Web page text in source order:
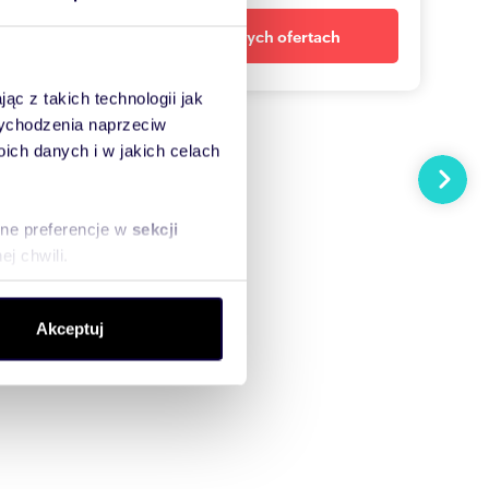
z takich technologii jak
naprzeciw
danych i w jakich celach
preferencje w sekcji
chwili.
społecznościowym,
od Ciebie lub
Akceptuj
Powiadom o nowych ofertach